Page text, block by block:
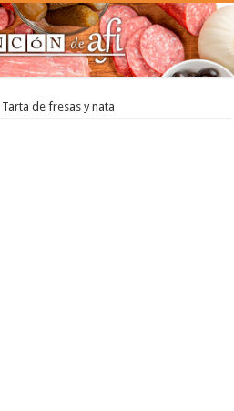
Tarta de fresas y nata